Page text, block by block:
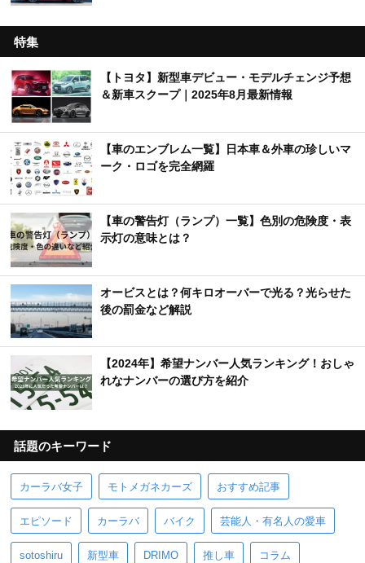
特集
【トヨタ】新型車デビュー・モデルチェンジ予想
＆新車スクープ｜2025年8月最新情報
【車のエンブレム一覧】日本車＆外車の珍しいマ
ーク・ロゴを完全網羅
【車の警告灯（ランプ）一覧】色別の危険度・表
示灯の意味とは？
オービスとは？何キロオーバーで光る？光らせた
後の罰金など解説
【2024年】希望ナンバー人気ランキング！おしゃ
れなナンバーの選び方を紹介
話題のキーワード
カーラバ女子 モトメガネカーズ おすすめ記事
エピソード カーラバ バイク 芸能人・有名人の愛車
sotoshiru 新型車 DRIMO 推し車 コラム